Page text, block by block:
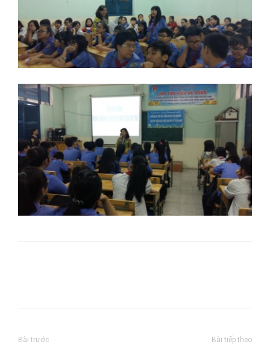
Bài trước Bài tiếp theo